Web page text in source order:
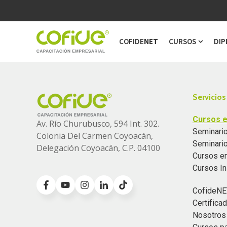
COFIDENET CURSOS
Show
Av. Río Churubusco, 594 Int. 302.
Colonia Del Carmen Coyoacán,
Delegación Coyoacán, C.P. 04100
Servicios
Cursos
Cursos
Cursos
Nosotros